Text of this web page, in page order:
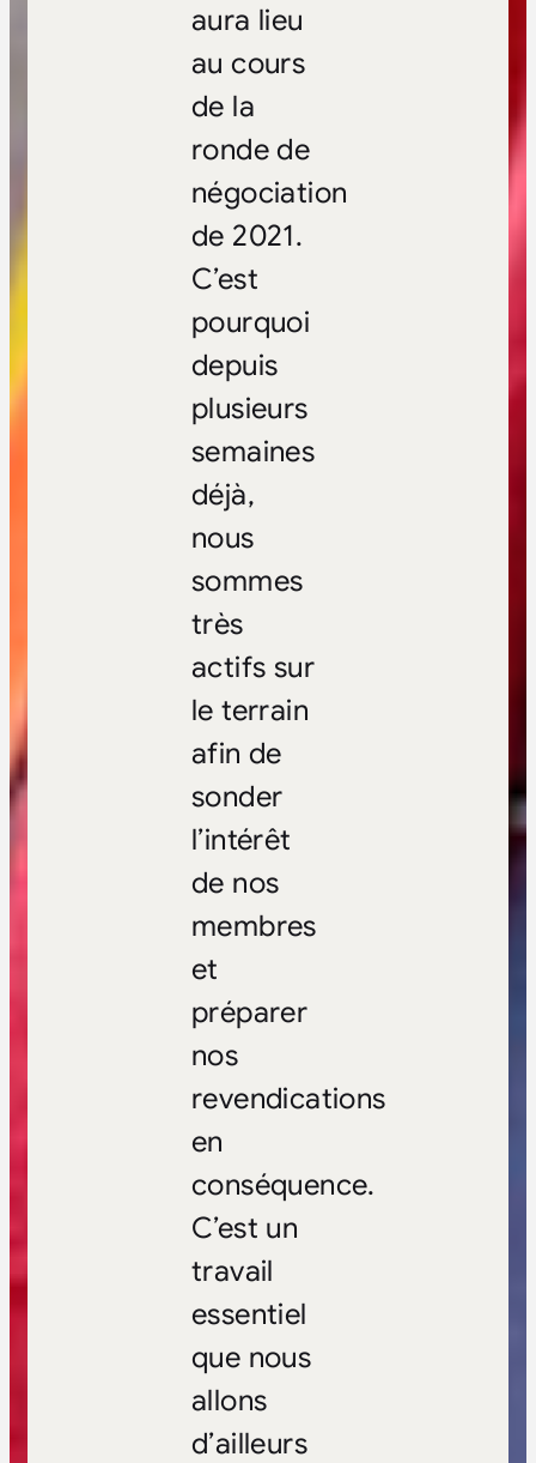
aura lieu
au cours
de la
ronde de
négociation
de 2021.
C’est
pourquoi
depuis
plusieurs
semaines
déjà,
nous
sommes
très
actifs sur
le terrain
afin de
sonder
l’intérêt
de nos
membres
et
préparer
nos
revendications
en
conséquence.
C’est un
travail
essentiel
que nous
allons
d’ailleurs